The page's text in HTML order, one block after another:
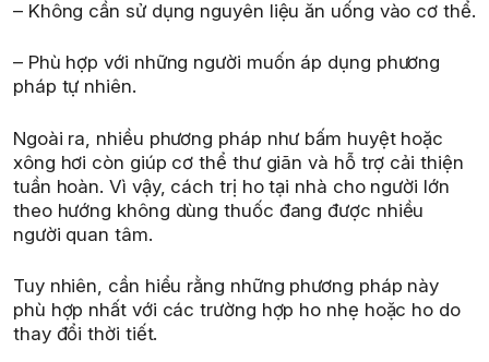
– Không cần sử dụng nguyên liệu ăn uống vào cơ thể.
– Phù hợp với những người muốn áp dụng phương
pháp tự nhiên.
Ngoài ra, nhiều phương pháp như bấm huyệt hoặc
xông hơi còn giúp cơ thể thư giãn và hỗ trợ cải thiện
tuần hoàn. Vì vậy, cách trị ho tại nhà cho người lớn
theo hướng không dùng thuốc đang được nhiều
người quan tâm.
Tuy nhiên, cần hiểu rằng những phương pháp này
phù hợp nhất với các trường hợp ho nhẹ hoặc ho do
thay đổi thời tiết.